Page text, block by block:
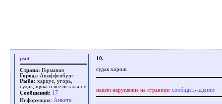
psnt
Страна: Германия
Город.: Ашаффенбург
Рыба: хариус, угорь,
судак, щука и всё остальное
Сообщений: 17
Информация: Aнкета
10.
судак хорош
нашли нарушение на странице: сообщить админу